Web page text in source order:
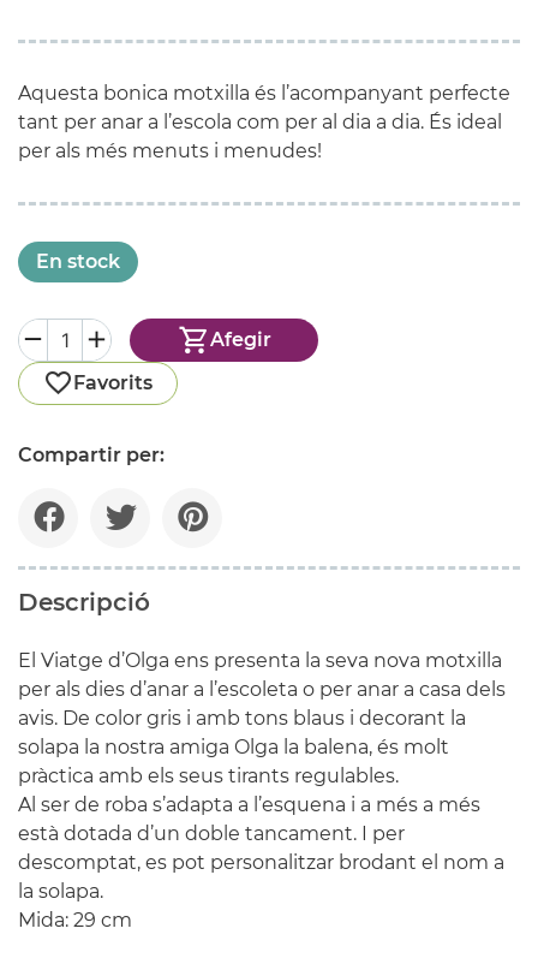
Aquesta bonica motxilla és l’acompanyant perfecte
tant per anar a l’escola com per al dia a dia. És ideal
per als més menuts i menudes!
En stock
Afegir
Favorits
Compartir per:
Descripció
El Viatge d’Olga ens presenta la seva nova motxilla
per als dies d’anar a l’escoleta o per anar a casa dels
avis. De color gris i amb tons blaus i decorant la
solapa la nostra amiga Olga la balena, és molt
pràctica amb els seus tirants regulables.
Al ser de roba s’adapta a l’esquena i a més a més
està dotada d’un doble tancament. I per
descomptat, es pot personalitzar brodant el nom a
la solapa.
Mida: 29 cm